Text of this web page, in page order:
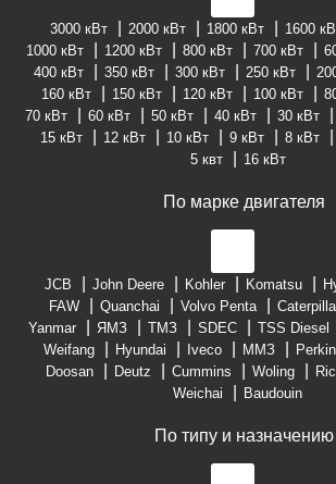
3000 кВт 2000 кВт 1800 кВт 1600
1000 кВт
1200 кВт 800 кВт 700 кВт
400 кВт
350 кВт 300 кВт 250 кВт
160 кВт
150 кВт 120 кВт 100 кВт
70 кВт
60 кВт 50 кВт 40 кВт 30 кВт
15 кВт
12 кВт 10 кВт 9 кВт 8 кВт
5 квт
16 кВт
По марке двигателя
JCB John Deere Kohler Komatsu
FAW
Quanchai Volvo Penta
Yanmar
ЯМЗ ТМЗ SDEC TSS Diesel
Weifang
Hyundai Iveco ММЗ
Doosan
Deutz Cummins Woling
Weichai
Baudouin
По типу и назначению